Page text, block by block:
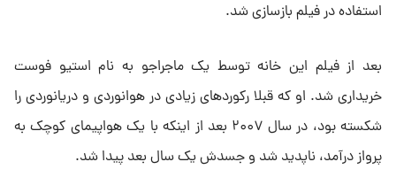
استفاده در فیلم بازسازی شد.
بعد از فیلم این خانه توسط یک ماجراجو به نام استیو فوست
خریداری شد. او که قبلا رکوردهای زیادی در هوانوردی و دریانوردی را
شکسته بود، در سال ۲۰۰۷ بعد از اینکه با یک هواپیمای کوچک به
پرواز درآمد، ناپدید شد و جسدش یک سال بعد پیدا شد.